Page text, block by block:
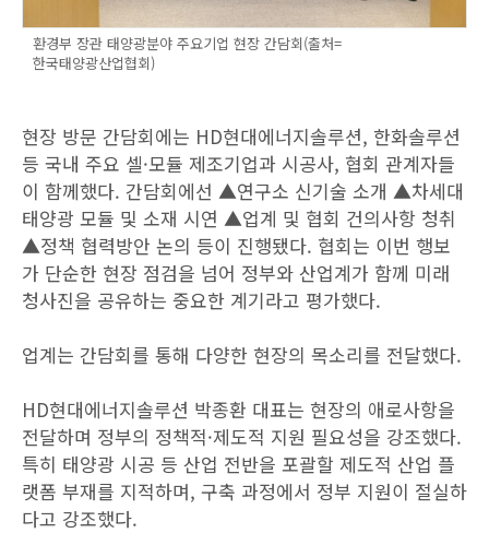
환경부 장관 태양광분야 주요기업 현장 간담회(출처=
한국태양광산업협회)
현장 방문 간담회에는 HD현대에너지솔루션, 한화솔루션
등 국내 주요 셀·모듈 제조기업과 시공사, 협회 관계자들
이 함께했다. 간담회에선 ▲연구소 신기술 소개 ▲차세대
태양광 모듈 및 소재 시연 ▲업계 및 협회 건의사항 청취
▲정책 협력방안 논의 등이 진행됐다. 협회는 이번 행보
가 단순한 현장 점검을 넘어 정부와 산업계가 함께 미래
청사진을 공유하는 중요한 계기라고 평가했다.
업계는 간담회를 통해 다양한 현장의 목소리를 전달했다.
HD현대에너지솔루션 박종환 대표는 현장의 애로사항을
전달하며 정부의 정책적·제도적 지원 필요성을 강조했다.
특히 태양광 시공 등 산업 전반을 포괄할 제도적 산업 플
랫폼 부재를 지적하며, 구축 과정에서 정부 지원이 절실하
다고 강조했다.